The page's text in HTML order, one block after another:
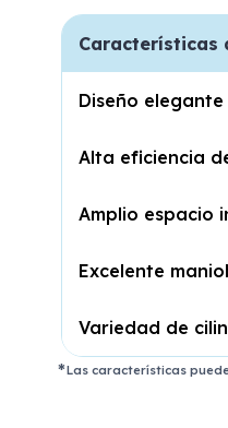
Características
Diseño
Alta eficiencia
Amplio espacio
Excelente
Variedad de
Las características